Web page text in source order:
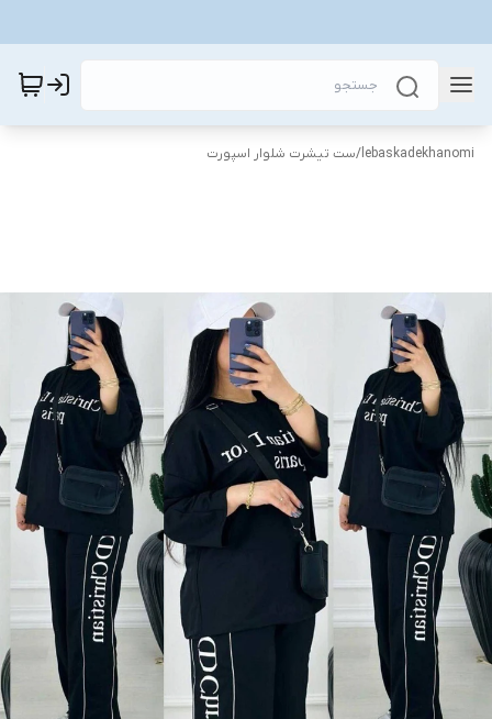
lebaskadekhanomi
/ست تیشرت شلوار اسپورت